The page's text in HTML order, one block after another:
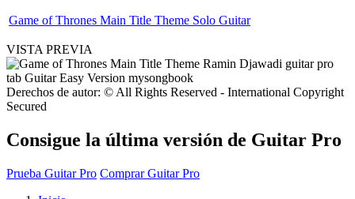
Game of Thrones Main Title Theme Solo Guitar
VISTA PREVIA
Derechos de autor: © All Rights Reserved - International Copyright
Secured
Consigue la última versión de Guitar Pro
Prueba Guitar Pro Comprar Guitar Pro